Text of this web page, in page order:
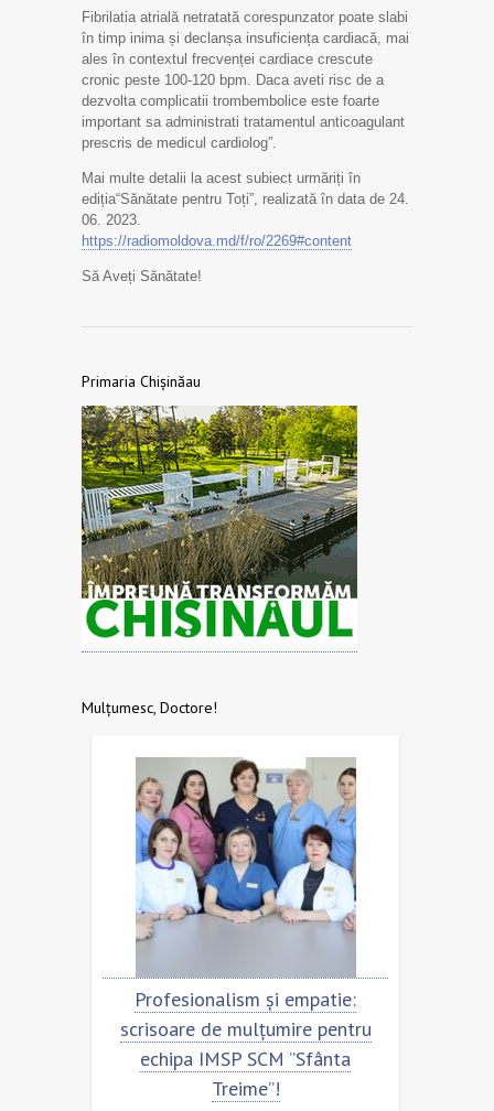
Fibrilatia atrială netratată corespunzator poate slabi
în timp inima și declanșa insuficiența cardiacă, mai
ales în contextul frecvenței cardiace crescute
cronic peste 100-120 bpm. Daca aveti risc de a
dezvolta complicatii trombembolice este foarte
important sa administrati tratamentul anticoagulant
prescris de medicul cardiolog”.
Mai multe detalii la acest subiect urmăriți în
ediția“Sănătate pentru Toți”, realizată în data de 24.
06. 2023.
https://radiomoldova.md/f/ro/2269#content
Să Aveți Sănătate!
Primaria Chișinăau
Mulțumesc, Doctore!
Profesionalism și empatie:
scrisoare de mulțumire pentru
echipa IMSP SCM ”Sfânta
Treime”!